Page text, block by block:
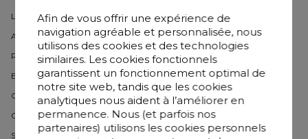
Afin de vous offrir une expérience de
navigation agréable et personnalisée, nous
utilisons des cookies et des technologies
similaires. Les cookies fonctionnels
garantissent un fonctionnement optimal de
notre site web, tandis que les cookies
analytiques nous aident à l’améliorer en
permanence. Nous (et parfois nos
partenaires) utilisons les cookies personnels
Les services de livraison
Annuler et retourner
Réparation
Entretien
Garantie
Options de paiement
Suivez votre commande